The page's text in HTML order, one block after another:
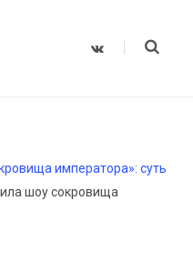
V
императора»: суть
шоу сокровища